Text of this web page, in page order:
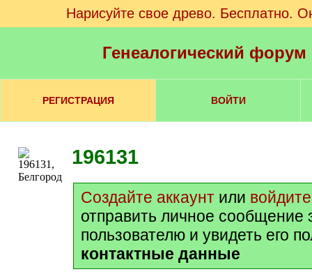
Нарисуйте свое древо. Бесплатно.
Генеалогический
РЕГИСТРАЦИЯ ВОЙТИ
196131
Создайте аккаунт или войдите
отправить личное сообщение
пользователю и увидеть его
контактные данные